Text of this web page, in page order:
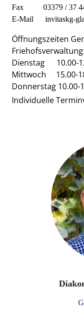
Fax 03379 / 37
E-Mail invitaskg-
Öffnungszeiten G
Friehofsverwaltung:
Dienstag 10.00-
Mittwoch 15.00-
Donnerstag 10.00-1
Individuelle